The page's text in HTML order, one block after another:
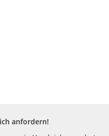
anfordern!